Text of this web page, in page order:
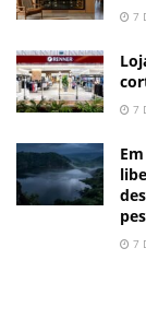
7
7
7